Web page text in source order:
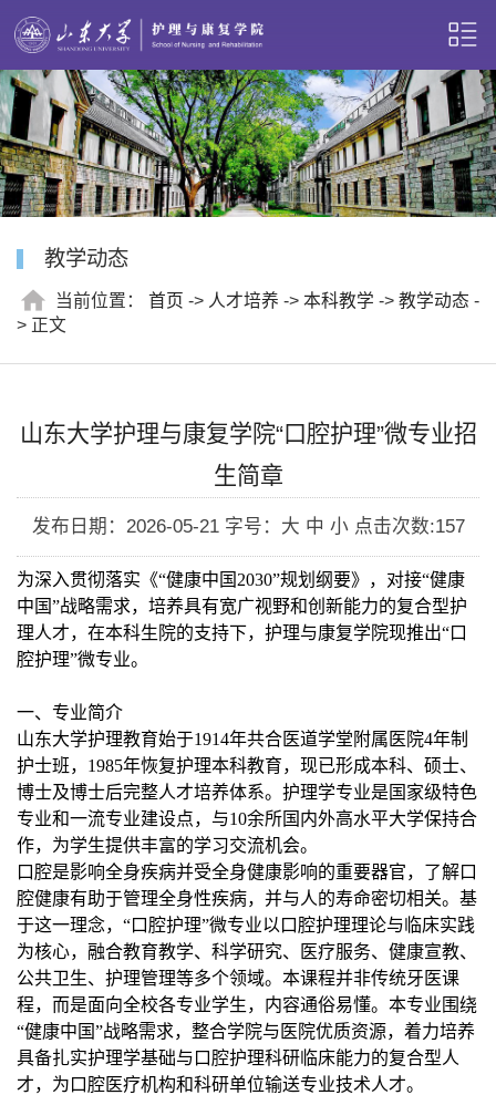
教学动态
当前位置： 首页 -> 人才培养 -> 本科教学 -> 教学动态 -
> 正文
山东大学护理与康复学院“口腔护理”微专业招
生简章
发布日期：2026-05-21 字号：大 中 小 点击次数:157
为深入贯彻落实《“健康中国 2030”规划纲要》，对接“健康
中国”战略需求，培养具有宽广视野和创新能力的复合型护
理人才，在本科生院的支持下，护理与康复学院现推出“口
腔护理”微专业。
一、专业简介
山东大学护理教育始于1914年共合医道学堂附属医院4年制
护士班，1985年恢复护理本科教育，现已形成本科、硕士、
博士及博士后完整人才培养体系。护理学专业是国家级特色
专业和一流专业建设点，与10余所国内外高水平大学保持合
作，为学生提供丰富的学习交流机会。
口腔是影响全身疾病并受全身健康影响的重要器官，了解口
腔健康有助于管理全身性疾病，并与人的寿命密切相关。基
于这一理念， “口腔护理”微专业以口腔护理理论与临床实践
为核心，融合教育教学、科学研究、医疗服务、健康宣教、
公共卫生、护理管理等多个领域。本课程并非传统牙医课
程，而是面向全校各专业学生，内容通俗易懂。本专业围绕
“健康中国”战略需求，整合学院与医院优质资源，着力培养
具备扎实护理学基础与口腔护理科研临床能力的复合型人
才，为口腔医疗机构和科研单位输送专业技术人才。